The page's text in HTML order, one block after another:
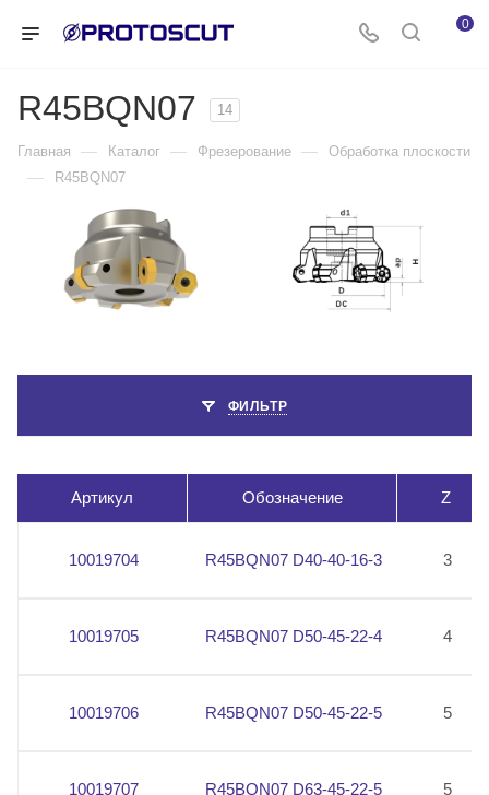
0
R45BQN07 14
Главная — Каталог — Фрезерование — Обработка плоскости
— R45BQN07
ФИЛЬТР
Артикул Обозначение Z
10019704 R45BQN07 D40-40-16-3 3
10019705 R45BQN07 D50-45-22-4 4
10019706 R45BQN07 D50-45-22-5 5
10019707 R45BQN07 D63-45-22-5 5